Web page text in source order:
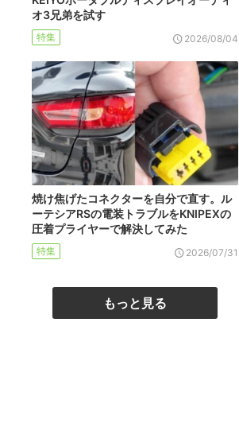
オ3兄弟を試す
特集 2026/08/04
焼け焦げたコネクターを自分で直す。ル
ーテシアRSの電装トラブルをKNIPEXの
圧着プライヤーで解決してみた
特集 2026/07/31
もっと見る